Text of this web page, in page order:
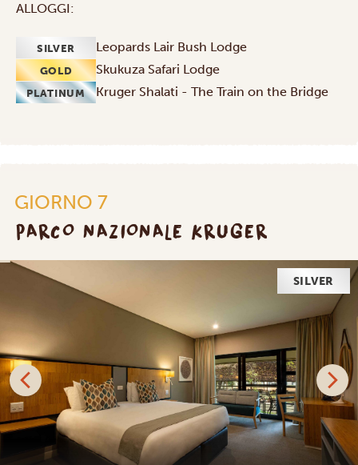
ALLOGGI:
SILVER Leopards Lair Bush Lodge
GOLD Skukuza Safari Lodge
PLATINUM Kruger Shalati - The Train on the Bridge
GIORNO 7
PARCO NAZIONALE KRUGER
SILVER